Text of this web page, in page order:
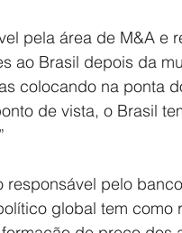
pela área de M&A e
ao Brasil depois da
colocando na ponta
de vista, o Brasil
responsável pelo
global tem como